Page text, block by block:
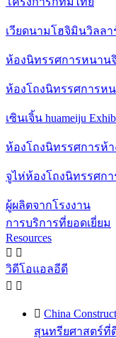
เวียดนามโฮจิมินวิลลา
ห้องนิทรรศการหนาน
ห้องโถงนิทรรศการหน
เซินเจิ้น huameiju
ห้องโถงนิทรรศการห้
จูไห่ห้องโถงนิทรรศกา
ผู้ผลิตจากโรงงาน
การบริการที่ยอดเยี่ยม
Resources
 
วิดีโอแอลอีดี
 
 China
สุนทรียศาสตร์ที่